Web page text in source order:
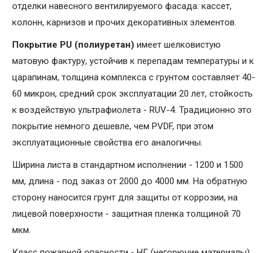
отделки навесного вентилируемого фасада: кассет,
колонн, карнизов и прочих декоративных элементов.
Покрытие PU (полиуретан) имеет шелковистую
матовую фактуру, устойчив к перепадам температуры и к
царапинам, толщина комплекса с грунтом составляет 40-
60 микрон, средний срок эксплуатации 20 лет, стойкость
к воздействую ультрафиолета - RUV-4. Традиционно это
покрытие немного дешевле, чем PVDF, при этом
эксплуатационные свойства его аналогичны.
Ширина листа в стандартном исполнении - 1200 и 1500
мм, длина - под заказ от 2000 до 4000 мм. На обратную
сторону наносится грунт для защиты от коррозии, на
лицевой поверхности - защитная пленка толщиной 70
мкм.